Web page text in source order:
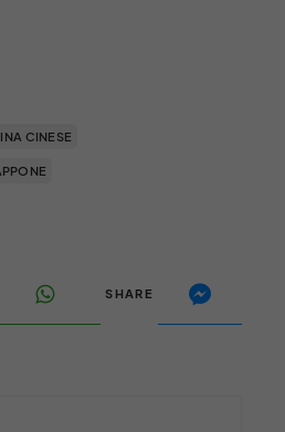
CINESE
SHARE